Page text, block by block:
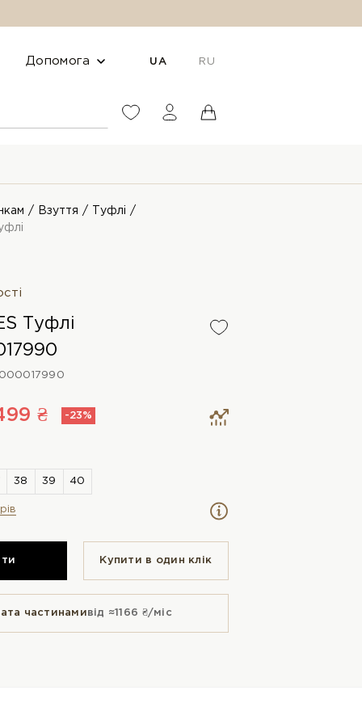
Допомога UA RU
Взуття
Туфлі
Туфлі
₴ -23%
Купити в один клiк
частинамивід ≈1166 ₴/міс